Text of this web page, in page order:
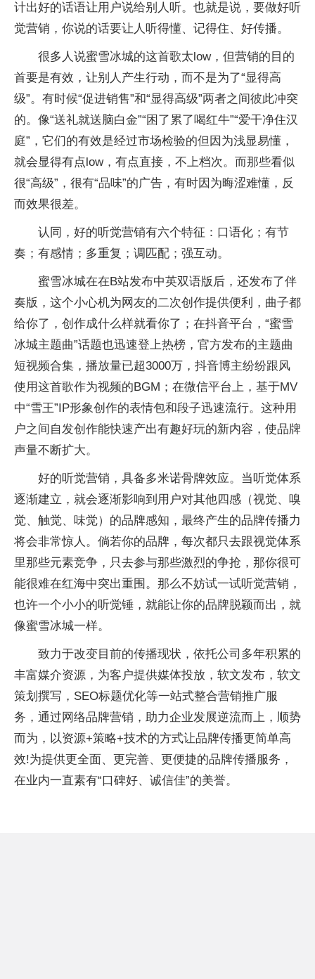
计出好的话语让用户说给别人听。也就是说，要做好听
觉营销，你说的话要让人听得懂、记得住、好传播。
很多人说蜜雪冰城的这首歌太low，但营销的目的
首要是有效，让别人产生行动，而不是为了“显得高
级”。有时候“促进销售”和“显得高级”两者之间彼此冲突
的。像“送礼就送脑白金”“困了累了喝红牛”“爱干净住汉
庭”，它们的有效是经过市场检验的但因为浅显易懂，
就会显得有点low，有点直接，不上档次。而那些看似
很“高级”，很有“品味”的广告，有时因为晦涩难懂，反
而效果很差。
认同，好的听觉营销有六个特征：口语化；有节
奏；有感情；多重复；调匹配；强互动。
蜜雪冰城在在B站发布中英双语版后，还发布了伴
奏版，这个小心机为网友的二次创作提供便利，曲子都
给你了，创作成什么样就看你了；在抖音平台，“蜜雪
冰城主题曲”话题也迅速登上热榜，官方发布的主题曲
短视频合集，播放量已超3000万，抖音博主纷纷跟风
使用这首歌作为视频的BGM；在微信平台上，基于MV
中“雪王”IP形象创作的表情包和段子迅速流行。这种用
户之间自发创作能快速产出有趣好玩的新内容，使品牌
声量不断扩大。
好的听觉营销，具备多米诺骨牌效应。当听觉体系
逐渐建立，就会逐渐影响到用户对其他四感（视觉、嗅
觉、触觉、味觉）的品牌感知，最终产生的品牌传播力
将会非常惊人。倘若你的品牌，每次都只去跟视觉体系
里那些元素竞争，只去参与那些激烈的争抢，那你很可
能很难在红海中突出重围。那么不妨试一试听觉营销，
也许一个小小的听觉锤，就能让你的品牌脱颖而出，就
像蜜雪冰城一样。
致力于改变目前的传播现状，依托公司多年积累的
丰富媒介资源，为客户提供媒体投放，软文发布，软文
策划撰写，SEO标题优化等一站式整合营销推广服
务，通过网络品牌营销，助力企业发展逆流而上，顺势
而为，以资源+策略+技术的方式让品牌传播更简单高
效!为提供更全面、更完善、更便捷的品牌传播服务，
在业内一直素有“口碑好、诚信佳”的美誉。